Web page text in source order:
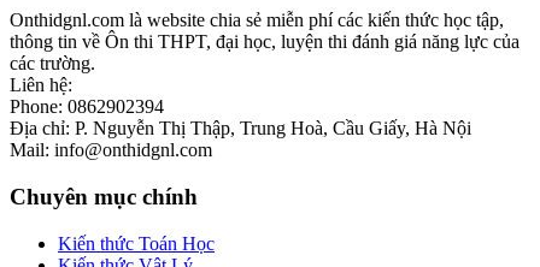
Onthidgnl.com là website chia sẻ miễn phí các kiến thức học tập,
thông tin về Ôn thi THPT, đại học, luyện thi đánh giá năng lực của
các trường.
Liên hệ:
Phone: 0862902394
Địa chỉ: P. Nguyễn Thị Thập, Trung Hoà, Cầu Giấy, Hà Nội
Mail: info@onthidgnl.com
Chuyên mục chính
Kiến thức Toán Học